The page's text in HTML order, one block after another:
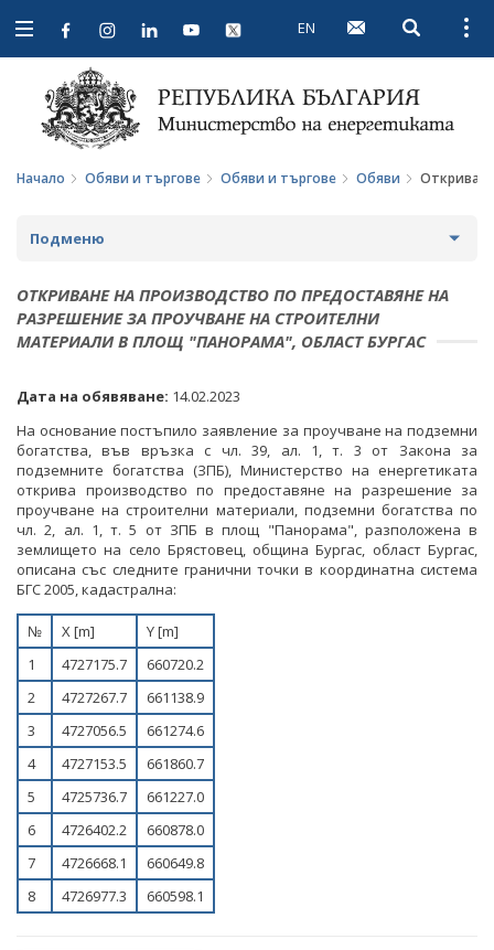
Open
navigation
EN Open
Начало Обяви и търгове Обяви и търгове Обяви
Подменю
ПРОФИЛ НА КУПУВАЧА
ВЪТРЕШНИ ПРАВИЛА И ДОКУМЕНТИ
ПАЗАРНИ КОНСУЛТАЦИИ
СТАНОВИЩА НА АОП
ОБЯВЛЕНИЯ ЗА ПРЕДВАРИТЕЛНА ИНФОРМАЦИЯ
ПРОФИЛ НА КУПУВАЧА ДО 15.04.2016 Г.
ПУБЛИЧНИ ПОКАНИ
ПОКАНИ
ОБЯВЛЕНИЯ ЗА ПРЕДВАРИТЕЛНА ИНФОРМАЦИЯ
ПРЕДВАРИТЕЛЕН КОНТРОЛ
СТАНОВИЩА НА АОП ПО ЗАПИТВАНИЯ
ОБЩЕСТВЕНИ ПОРЪЧКИ ДО 2014 Г.
РАЗПРОДАЖБА НА АКТИВИ
БЮЛЕТИН ПРОДАЖБИ НА СИНДИЦИТЕ
ОБЯВИ
ТЪРГОВЕ
ИЗБОР НА ОДИТОРИ
ПОКАНИ НА ТЪРГОВСКИ ДРУЖЕСТВА ЗА
ПРЕДОСТАВЯНЕ НА ФИНАНСОВИ УСЛУГИ
ДРУГИ
ТЪРГОВЕ
ОТКРИВАНЕ НА ПРОИЗВОДСТВО ПО ПРЕДОСТАВЯНЕ НА
РАЗРЕШЕНИЕ ЗА ПРОУЧВАНЕ НА СТРОИТЕЛНИ
МАТЕРИАЛИ В ПЛОЩ "ПАНОРАМА", ОБЛАСТ БУРГАС
Дата на обявяване: 14.02.2023
На основание постъпило заявление за проучване на подземни
богатства, във връзка с чл. 39, ал. 1, т. 3 от Закона за
подземните богатства (ЗПБ), Министерство на енергетиката
открива производство по предоставяне на разрешение за
проучване на строителни материали, подземни богатства по
чл. 2, ал. 1, т. 5 от ЗПБ в площ "Панорама", разположена в
землището на село Брястовец, община Бургас, област Бургас,
описана със следните гранични точки в координатна система
БГС 2005, кадастрална:
№ Х [m]
Y [m]
1
4727175.7
660720.2
2
4727267.7
661138.9
3
4727056.5
661274.6
4
4727153.5
661860.7
5
4725736.7
661227.0
6
4726402.2
660878.0
7
4726668.1
660649.8
8
4726977.3 660598.1